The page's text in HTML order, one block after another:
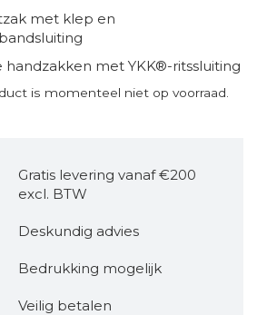
met klep en
handzakken met YKK®-ritssluiting
is momenteel niet op voorraad.
Gratis levering vanaf €200
excl. BTW
Deskundig advies
Bedrukking mogelijk
Veilig betalen